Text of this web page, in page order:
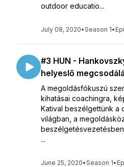
outdoor educatio...
July 08, 2020•Season 1•
#3 HUN -
helyeslő
A megoldásfókuszú
kihatásai coachingra,
Katival beszélgettünk a
világban, a
...
June 25, 2020•Season 1•